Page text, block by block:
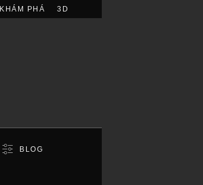
KHÁM PHÁ 3D
BLOG